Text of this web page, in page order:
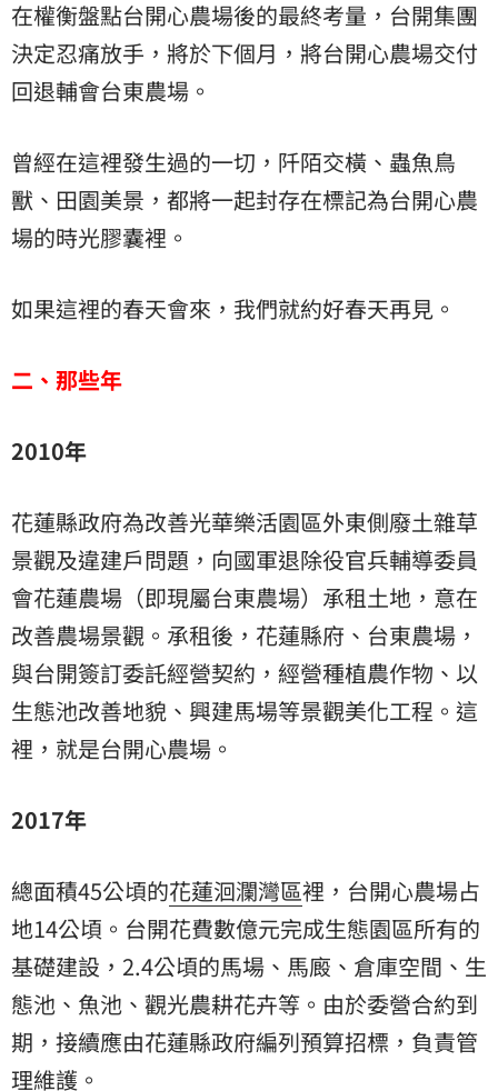
在權衡盤點台開心農場後的最終考量，台開集團
決定忍痛放手，將於下個月，將台開心農場交付
回退輔會台東農場。
曾經在這裡發生過的一切，阡陌交橫、蟲魚鳥
獸、田園美景，都將一起封存在標記為台開心農
場的時光膠囊裡。
如果這裡的春天會來，我們就約好春天再見。
二、那些年
2010年
花蓮縣政府為改善光華樂活園區外東側廢土雜草
景觀及違建戶問題，向國軍退除役官兵輔導委員
會花蓮農場（即現屬台東農場）承租土地，意在
改善農場景觀。承租後，花蓮縣府、台東農場，
與台開簽訂委託經營契約，經營種植農作物、以
生態池改善地貌、興建馬場等景觀美化工程。這
裡，就是台開心農場。
2017年
總面積45公頃的花蓮洄瀾灣區裡，台開心農場占
地14公頃。台開花費數億元完成生態園區所有的
基礎建設，2.4公頃的馬場、馬廄、倉庫空間、生
態池、魚池、觀光農耕花卉等。由於委營合約到
期，接續應由花蓮縣政府編列預算招標，負責管
理維護。